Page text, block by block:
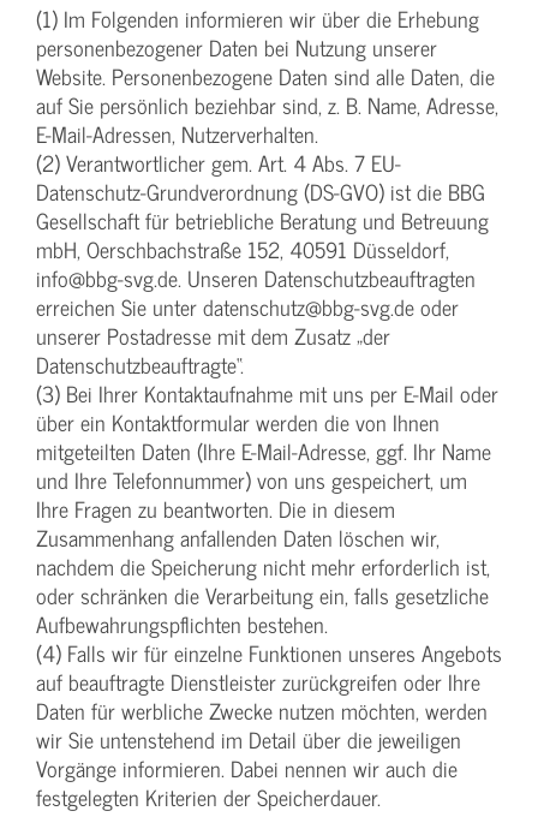
(1) Im Folgenden informieren wir über die Erhebung
personenbezogener Daten bei Nutzung unserer
Website. Personenbezogene Daten sind alle Daten, die
auf Sie persönlich beziehbar sind, z. B. Name, Adresse,
E-Mail-Adressen, Nutzerverhalten.
(2) Verantwortlicher gem. Art. 4 Abs. 7 EU-
Datenschutz-Grundverordnung (DS-GVO) ist die BBG
Gesellschaft für betriebliche Beratung und Betreuung
mbH, Oerschbachstraße 152, 40591 Düsseldorf,
info@bbg-svg.de. Unseren Datenschutzbeauftragten
erreichen Sie unter datenschutz@bbg-svg.de oder
unserer Postadresse mit dem Zusatz „der
Datenschutzbeauftragte“.
(3) Bei Ihrer Kontaktaufnahme mit uns per E-Mail oder
über ein Kontaktformular werden die von Ihnen
mitgeteilten Daten (Ihre E-Mail-Adresse, ggf. Ihr Name
und Ihre Telefonnummer) von uns gespeichert, um
Ihre Fragen zu beantworten. Die in diesem
Zusammenhang anfallenden Daten löschen wir,
nachdem die Speicherung nicht mehr erforderlich ist,
oder schränken die Verarbeitung ein, falls gesetzliche
Aufbewahrungspflichten bestehen.
(4) Falls wir für einzelne Funktionen unseres Angebots
auf beauftragte Dienstleister zurückgreifen oder Ihre
Daten für werbliche Zwecke nutzen möchten, werden
wir Sie untenstehend im Detail über die jeweiligen
Vorgänge informieren. Dabei nennen wir auch die
festgelegten Kriterien der Speicherdauer.